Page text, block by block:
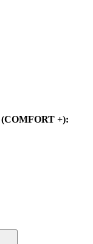
(COMFORT +):